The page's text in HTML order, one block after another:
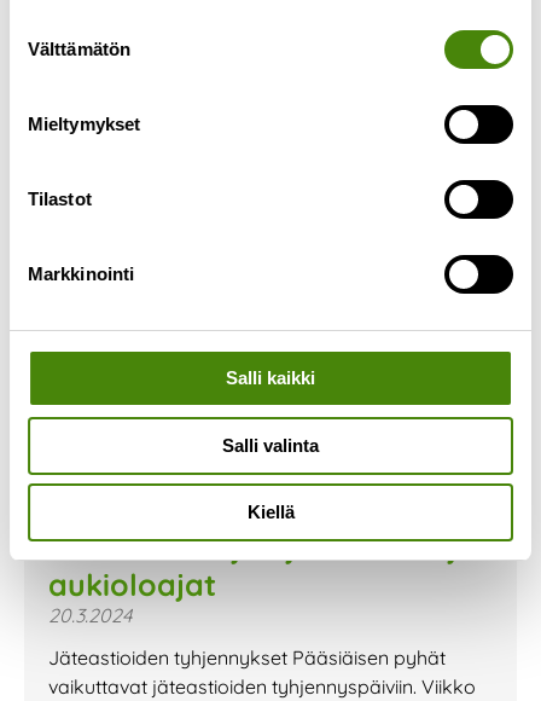
valinta
Välttämätön
Mieltymykset
Tilastot
Markkinointi
Salli kaikki
Salli valinta
Kiellä
Pääsiäisen ajan jätehuolto ja
aukioloajat
20.3.2024
Jäteastioiden tyhjennykset Pääsiäisen pyhät
vaikuttavat jäteastioiden tyhjennyspäiviin. Viikko